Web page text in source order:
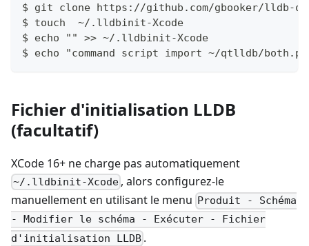
$ git clone https://github.com/gbooker/lldb-
$ touch  ~/.lldbinit-Xcode
$ echo "" >> ~/.lldbinit-Xcode
$ echo "command script import ~/qtlldb/
Fichier d'initialisation LLDB
(facultatif)
XCode 16+ ne charge pas automatiquement
~/.lldbinit-Xcode , alors configurez-le
manuellement en utilisant le menu
Produit - Schéma
- Modifier le schéma - Exécuter - Fichier
d'initialisation LLDB .